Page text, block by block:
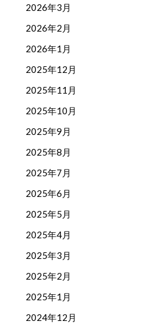
2026年3月
2026年2月
2026年1月
2025年12月
2025年11月
2025年10月
2025年9月
2025年8月
2025年7月
2025年6月
2025年5月
2025年4月
2025年3月
2025年2月
2025年1月
2024年12月